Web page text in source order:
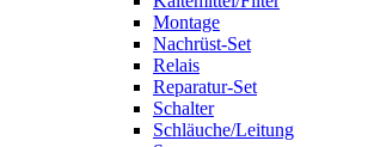
Montage
Nachrüst-Set
Relais
Reparatur-Set
Schalter
Schläuche/Leitung